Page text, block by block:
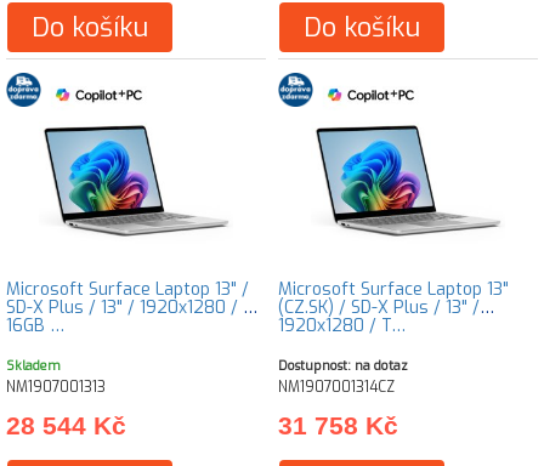
Do košíku Do košíku
Microsoft Surface Laptop 13" /
SD-X Plus / 13" / 1920x1280 / T /
16GB …
Skladem
NM1907001313
28 544 Kč
Microsoft Surface Laptop 13"
(CZ.SK) / SD-X Plus / 13" /
1920x1280 / T…
Dostupnost: na dotaz
NM1907001314CZ
31 758 Kč